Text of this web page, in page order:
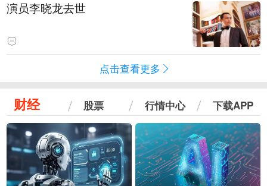
演员李晓龙去世
点击查看更多
财经 股票 行情中心 下载APP